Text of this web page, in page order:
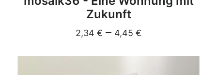
Zukunft
2,34 € – 4,45 €